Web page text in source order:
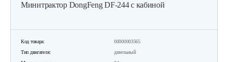
Минитрактор DongFeng DF-244 с кабиной
Код товара:
00000003565
Тип двигателя:
дизельный